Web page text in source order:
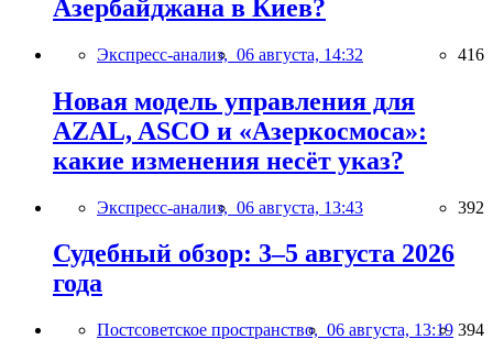
Азербайджана в Киев?
Экспресс-анализ, 06 августа, 14:32 416
Новая модель управления для
AZAL, ASCO и «Азеркосмоса»:
какие изменения несёт указ?
Экспресс-анализ, 06 августа, 13:43 392
Судебный обзор: 3–5 августа 2026
года
Постсоветское пространство, 06 августа, 13:19 394